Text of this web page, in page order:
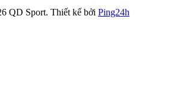
QD Sport. Thiết kế bởi Ping24h